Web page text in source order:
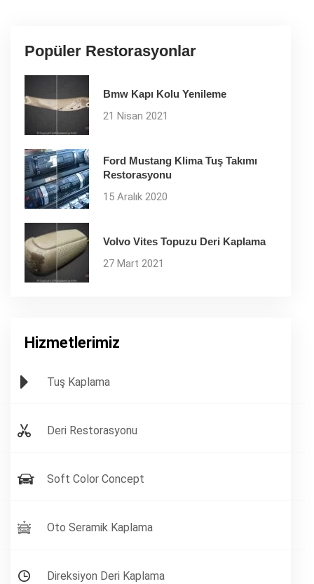
Popüler Restorasyonlar
Bmw Kapı Kolu Yenileme
21 Nisan 2021
Ford Mustang Klima Tuş Takımı
Restorasyonu
15 Aralık 2020
Volvo Vites Topuzu Deri Kaplama
27 Mart 2021
Hizmetlerimiz
Tuş Kaplama
Deri Restorasyonu
Soft Color Concept
Oto Seramik Kaplama
Direksiyon Deri Kaplama